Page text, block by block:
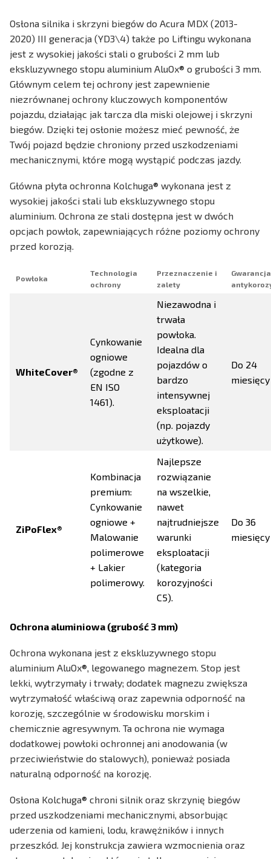
Osłona silnika i skrzyni biegów do Acura MDX (2013-
2020) III generacja (YD3\4) także po Liftingu wykonana
jest z wysokiej jakości stali o grubości 2 mm lub
ekskluzywnego stopu aluminium AluOx® o grubości 3 mm.
Głównym celem tej ochrony jest zapewnienie
niezrównanej ochrony kluczowych komponentów
pojazdu, działając jak tarcza dla miski olejowej i skrzyni
biegów. Dzięki tej osłonie możesz mieć pewność, że
Twój pojazd będzie chroniony przed uszkodzeniami
mechanicznymi, które mogą wystąpić podczas jazdy.
Główna płyta ochronna Kolchuga® wykonana jest z
wysokiej jakości stali lub ekskluzywnego stopu
aluminium. Ochrona ze stali dostępna jest w dwóch
opcjach powłok, zapewniających różne poziomy ochrony
przed korozją.
Powłoka
Technologia
ochrony
Przeznaczenie i
zalety
Gwarancja
WhiteCover®
Cynkowanie
ogniowe
(zgodne z
EN ISO
1461).
Niezawodna i
trwała
powłoka.
Idealna dla
pojazdów o
bardzo
intensywnej
eksploatacji
(np. pojazdy
użytkowe).
Do 24
miesięcy
ZiPoFlex®
Kombinacja
premium:
Cynkowanie
ogniowe +
Malowanie
polimerowe
+ Lakier
polimerowy.
Najlepsze
rozwiązanie
na wszelkie,
nawet
najtrudniejsze
warunki
eksploatacji
(kategoria
korozyjności
C5).
Do 36
miesięcy
Ochrona aluminiowa (grubość 3 mm)
Ochrona wykonana jest z ekskluzywnego stopu
aluminium AluOx®, legowanego magnezem. Stop jest
lekki, wytrzymały i trwały; dodatek magnezu zwiększa
wytrzymałość właściwą oraz zapewnia odporność na
korozję, szczególnie w środowisku morskim i
chemicznie agresywnym. Ta ochrona nie wymaga
dodatkowej powłoki ochronnej ani anodowania (w
przeciwieństwie do stalowych), ponieważ posiada
naturalną odporność na korozję.
Osłona Kolchuga® chroni silnik oraz skrzynię biegów
przed uszkodzeniami mechanicznymi, absorbując
uderzenia od kamieni, lodu, krawężników i innych
przeszkód. Jej konstrukcja zawiera wzmocnienia oraz